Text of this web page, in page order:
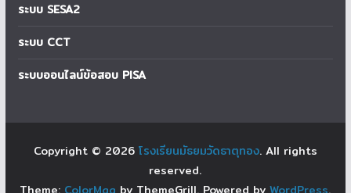
ระบบ SESA2
ระบบ CCT
ระบบออนไลน์ข้อสอบ PISA
Copyright © 2026 โรงเรียนมัธยมวัดธาตุทอง. All rights
reserved.